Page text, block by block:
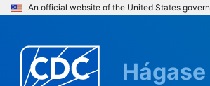
An official website of the United States
Hágase